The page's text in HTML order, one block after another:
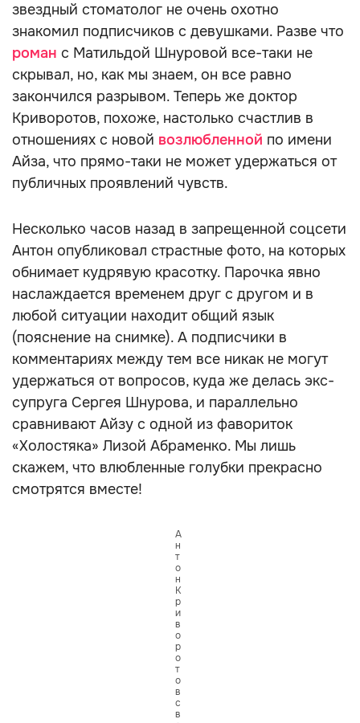
звездный стоматолог не очень охотно
знакомил подписчиков с девушками. Разве что
роман с Матильдой Шнуровой все-таки не
скрывал, но, как мы знаем, он все равно
закончился разрывом. Теперь же доктор
Криворотов, похоже, настолько счастлив в
отношениях с новой возлюбленной по имени
Айза, что прямо-таки не может удержаться от
публичных проявлений чувств.
Несколько часов назад в запрещенной соцсети
Антон опубликовал страстные фото, на которых
обнимает кудрявую красотку. Парочка явно
наслаждается временем друг с другом и в
любой ситуации находит общий язык
(пояснение на снимке). А подписчики в
комментариях между тем все никак не могут
удержаться от вопросов, куда же делась экс-
супруга Сергея Шнурова, и параллельно
сравнивают Айзу с одной из фавориток
«Холостяка» Лизой Абраменко. Мы лишь
скажем, что влюбленные голубки прекрасно
смотрятся вместе!
А
н
т
о
н
К
р
и
в
о
р
о
т
о
в
с
в